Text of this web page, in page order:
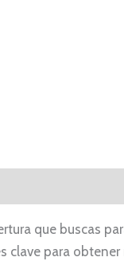
que buscas
clave para